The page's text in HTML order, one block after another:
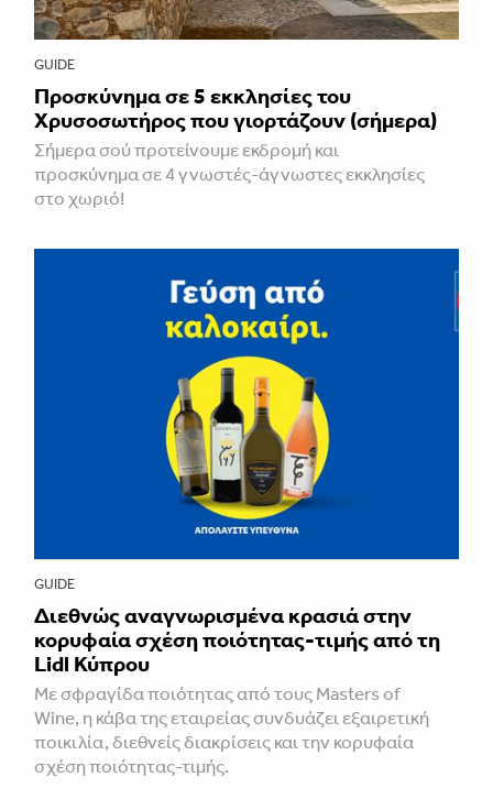
GUIDE
Προσκύνημα σε 5 εκκλησίες του
Χρυσοσωτήρος που γιορτάζουν (σήμερα)
Σήμερα σού προτείνουμε εκδρομή και
προσκύνημα σε 4 γνωστές-άγνωστες εκκλησίες
στο χωριό!
GUIDE
Διεθνώς αναγνωρισμένα κρασιά στην
κορυφαία σχέση ποιότητας-τιμής από τη
Lidl Κύπρου
Με σφραγίδα ποιότητας από τους Masters of
Wine, η κάβα της εταιρείας συνδυάζει εξαιρετική
ποικιλία, διεθνείς διακρίσεις και την κορυφαία
σχέση ποιότητας-τιμής.